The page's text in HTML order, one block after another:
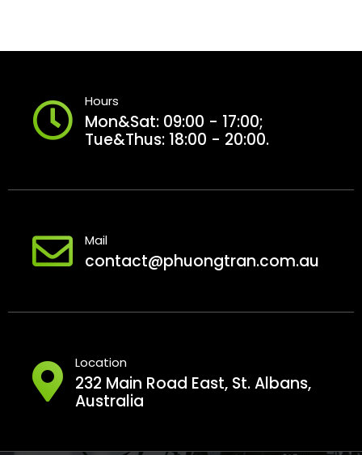
Hours
Mon&Sat: 09:00 - 17:00;
Tue&Thus: 18:00 - 20:00.
Mail
contact@phuongtran.com.au
Location
232 Main Road East, St. Albans,
Australia